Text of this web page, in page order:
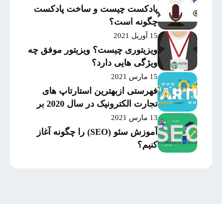
پادکست چیست و ساخت پادکست
چگونه است؟
15 آوریل 2021
ویزیتوری چیست؟ ویزیتور موفق چه
ویژگی هایی دارد؟
15 مارس 2021
فهرستی ازبهترین استارتاپ های
تجارت الکترونیک در سال 2020 بر
اساس میزان موفقیت و
سرمایه‌گذاری
13 مارس 2021
آموزش سئو (SEO) را چگونه آغاز
کنیم؟